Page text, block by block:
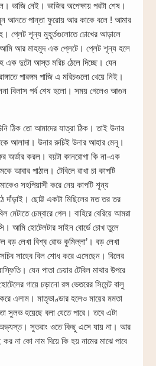
ভাজি নেই। ভাজির অপেক্ষায় পরটা শেষ।
আনতে পান্তা ফুরোয় আর কাকে বলে ! আমার
প্লেট শূন্য মুহূর্তগুলোতে চোখের আড়ালে
আমি আর মাহমুদ এক প্লেটে। প্লেট শূন্য হলে
এক দুটো আস্ত মরিচ ঠেলে দিচ্ছে। যেন
পারঙ্গম পাজি এ মরিচগুলো খেয়ে নিই।
বিলাস পর্ব শেষ হলো। সময় গেলেও আগুন
ঠিক তো আমাদের যাত্রা ঠিক। তাই উনার
আলাদা। উনার রুচিই উনার আহার মেনু।
অর্ডার করল। বয়টা কানরোগা কি না-এক
আবার পাঠাল। টেবিলে রাখা চা কাপটি
সহপিয়াসী করে নেয় কাপটি শূন্য
দাঁড়াই। ছোট্ট একটা মিছিলের মত তর তর
মেটাতে চেম্বারে গেল। বাহিরে বেরিয়ে আমরা
আমি হোটেলটার সাইন বোর্ডে চোখ তুলে
বড় লেখা বিশ্ব রোড কুমিল্লা’। বড় লেখা
সাহেব বিল শোধ করে এসেছেন। বিলের
যেন পাতা চেয়ার টেবিল মাথার উপরে
গায়ে চড়ানো রঙ্গ ভেতরের সিমেন্ট বালু
এলাম। মাতৃভাণ্ডার হলেও মায়ের মমতা
সুলভ হয়েছে বলা যেতে পারে। তবে এটা
সুতরাং ওতে কিছু এসে যায় না। আর
না কো নাম দিয়ে কি হয় নামের মাঝে পাবে